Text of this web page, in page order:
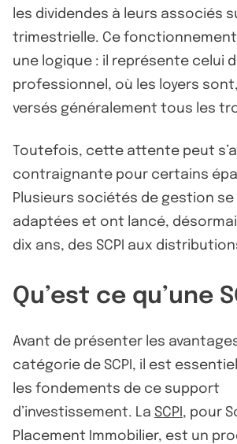
les dividendes à leurs associés
trimestrielle. Ce
une logique : il représente celui
professionnel, où les loyers
versés généralement tous les
Toutefois, cette attente peut
contraignante pour certains
Plusieurs sociétés de gestion
adaptées et ont lancé,
dix ans, des SCPI aux
Qu’est ce qu’une
Avant de présenter les
catégorie de SCPI, il est
les fondements de ce support
d’investissement. La SCPI , pour
Placement Immobilier, est un